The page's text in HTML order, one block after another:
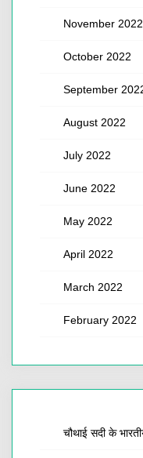
November 2022
October 2022
September
August 2022
July 2022
June 2022
May 2022
April 2022
March 2022
February 2022
चौथाई सदी के